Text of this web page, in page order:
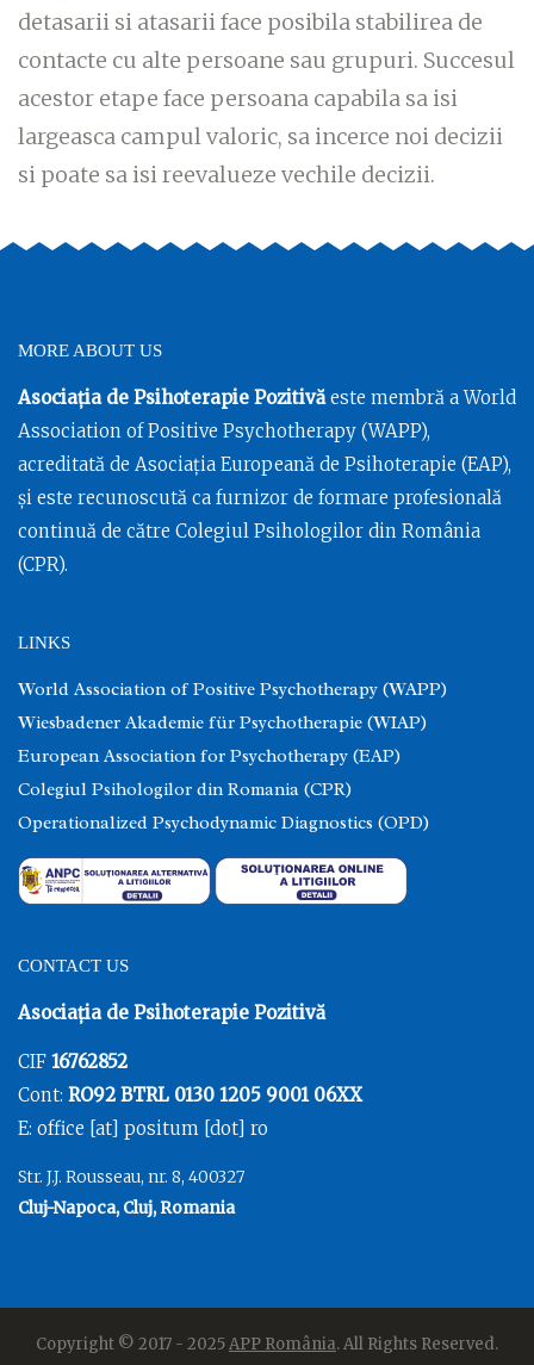
detasarii si atasarii face posibila stabilirea de
contacte cu alte persoane sau grupuri. Succesul
acestor etape face persoana capabila sa isi
largeasca campul valoric, sa incerce noi decizii
si poate sa isi reevalueze vechile decizii.
MORE ABOUT US
Asociația de Psihoterapie Pozitivăeste membră a World
Association of Positive Psychotherapy (WAPP),
acreditată de Asociația Europeană de Psihoterapie (EAP),
și este recunoscută ca furnizor de formare profesională
continuă de către Colegiul Psihologilor din România
(CPR).
LINKS
World Association of Positive Psychotherapy (WAPP)
Wiesbadener Akademie für Psychotherapie (WIAP)
European Association for Psychotherapy (EAP)
Colegiul Psihologilor din Romania (CPR)
Operationalized Psychodynamic Diagnostics (OPD)
CONTACT US
Asociația de Psihoterapie Pozitivă
CIF 16762852
Cont: RO92 BTRL 0130 1205 9001 06XX
E: office [at] positum [dot] ro
Str. J.J. Rousseau, nr. 8, 400327
Cluj-Napoca, Cluj, Romania
Copyright © 2017 - 2025APP România. All Rights Reserved.